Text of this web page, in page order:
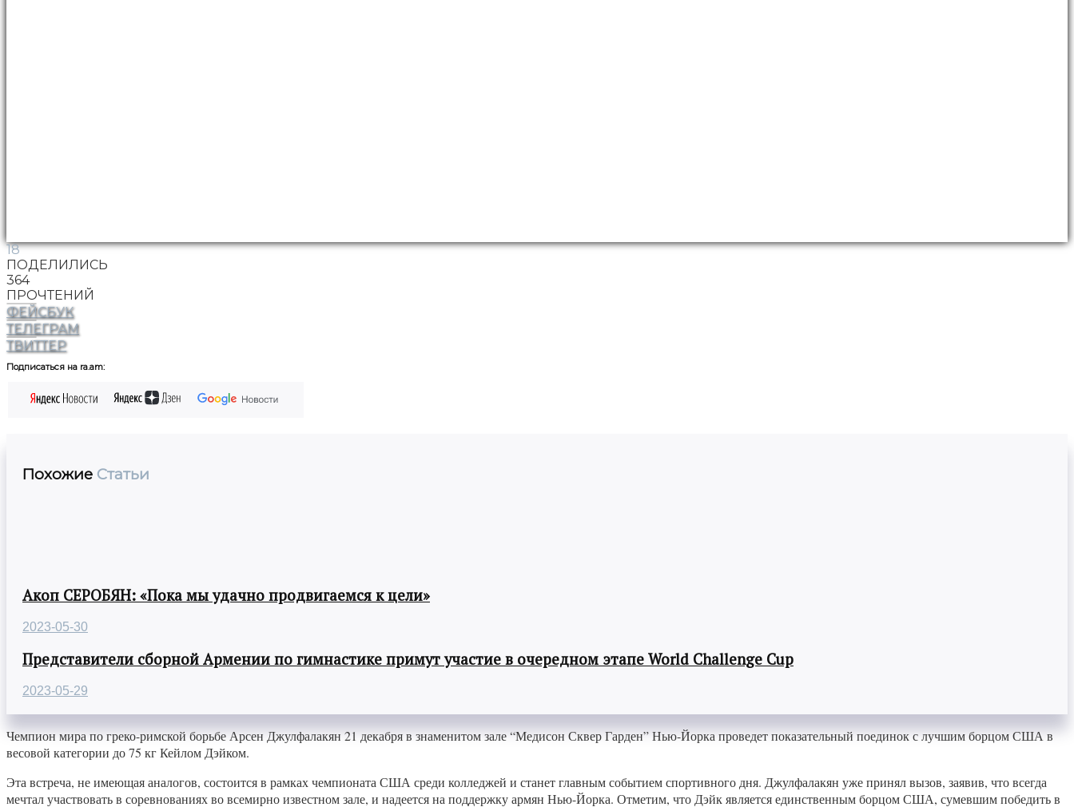
18
ПОДЕЛИЛИСЬ
364
ПРОЧТЕНИЙ
ФЕЙСБУК
ТЕЛЕГРАМ
ТВИТТЕР
Подписаться на ra.am:
Похожие Статьи
Акоп СЕРОБЯН: «Пока мы удачно продвигаемся к цели»
2023-05-30
Представители сборной Армении по гимнастике примут участие в очередном этапе World Challenge Cup
2023-05-29
Чемпион мира по греко-римской борьбе Арсен Джулфалакян 21 декабря в знаменитом зале “Медисон Сквер Гарден” Нью-Йорка проведет показательный поединок с лучшим борцом США в
весовой категории до 75 кг Кейлом Дэйком.
Эта встреча, не имеющая аналогов, состоится в рамках чемпионата США среди колледжей и станет главным событием спортивного дня. Джулфалакян уже принял вызов, заявив, что всегда
мечтал участвовать в соревнованиях во всемирно известном зале, и надеется на поддержку армян Нью-Йорка. Отметим, что Дэйк является единственным борцом США, сумевшим победить в